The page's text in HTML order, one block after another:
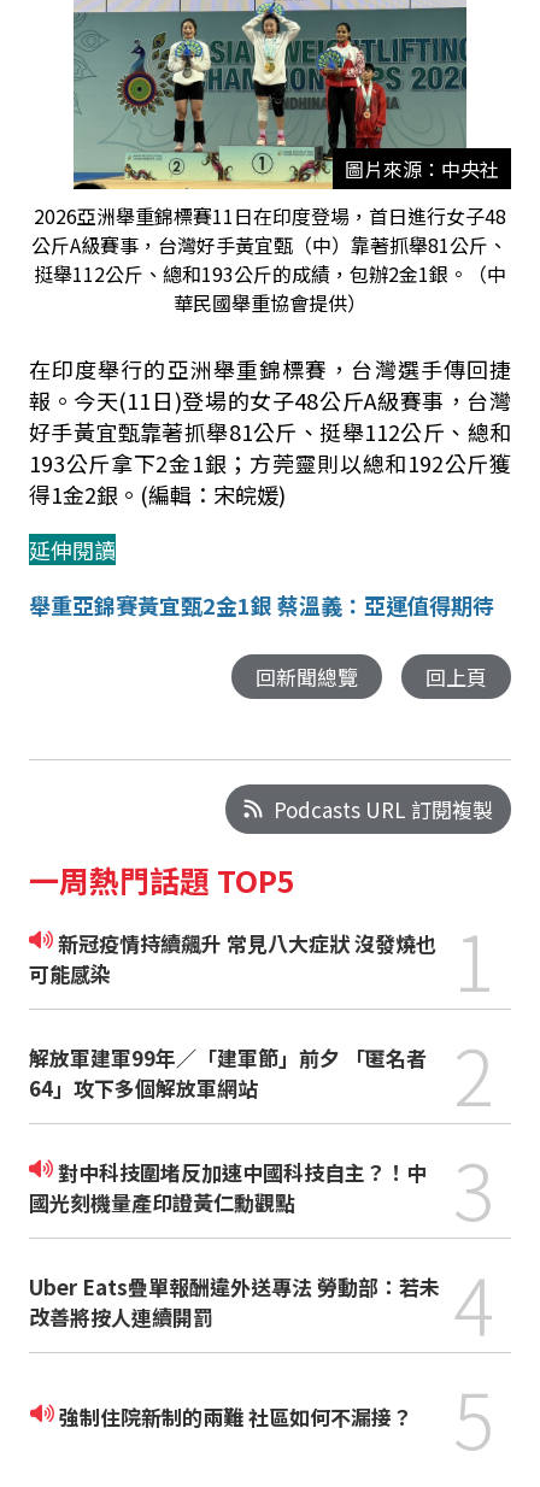
圖片來源：中央社
2026亞洲舉重錦標賽11日在印度登場，首日進行女子48
公斤A級賽事，台灣好手黃宜甄（中）靠著抓舉81公斤、
挺舉112公斤、總和193公斤的成績，包辦2金1銀。（中
華民國舉重協會提供）
在印度舉行的亞洲舉重錦標賽，台灣選手傳回捷
報。今天(11日)登場的女子48公斤A級賽事，台灣
好手黃宜甄靠著抓舉81公斤、挺舉112公斤、總和
193公斤拿下2金1銀；方莞靈則以總和192公斤獲
得1金2銀。(編輯：宋皖媛)
延伸閱讀
舉重亞錦賽黃宜甄2金1銀 蔡溫義：亞運值得期待
回新聞總覽 回上頁
Podcasts URL 訂閱複製
一周熱門話題 TOP5
新冠疫情持續飆升 常見八大症狀 沒發燒也
可能感染
1
解放軍建軍99年／「建軍節」前夕 「匿名者
64」攻下多個解放軍網站
2
對中科技圍堵反加速中國科技自主？！中
國光刻機量產印證黃仁勳觀點
3
Uber Eats疊單報酬違外送專法 勞動部：若未
改善將按人連續開罰
4
強制住院新制的兩難 社區如何不漏接？ 5